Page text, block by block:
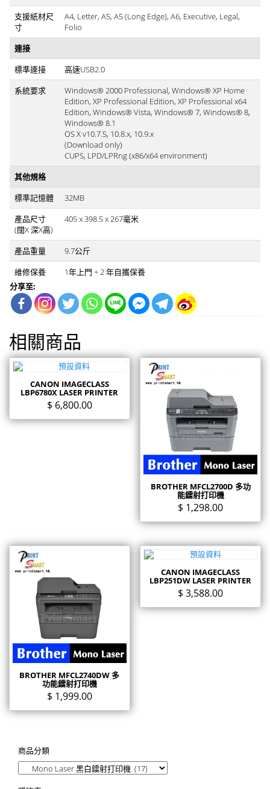
支援紙材尺
寸
A4, Letter, A5, A5 (Long Edge), A6, Executive, Legal,
Folio
連接
標準連接
高速USB2.0
系統要求
Windows® 2000 Professional, Windows® XP Home
Edition, XP Professional Edition, XP Professional x64
Edition, Windows® Vista, Windows® 7, Windows® 8,
Windows® 8.1
OS X v10.7.5, 10.8.x, 10.9.x
(Download only)
CUPS, LPD/LPRng (x86/x64 environment)
其他規格
標準記憶體
32MB
產品尺寸
(闊X 深X高)
405 x 398.5 x 267毫米
產品重量
9.7公斤
維修保養
1年上門 + 2 年自攜保養
分享至:
相關商品
CANON IMAGECLASS
LBP6780X LASER PRINTER
$ 6,800.00
BROTHER MFCL2700D 多功
能鐳射打印機
$ 1,298.00
BROTHER MFCL2740DW 多
功能鐳射打印機
$ 1,999.00
CANON IMAGECLASS
LBP251DW LASER PRINTER
$ 3,588.00
商品分類